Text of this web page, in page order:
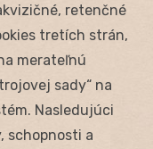
retenčné
tretích strán,
merateľnú
sady“ na
Nasledujúci
schopnosti a